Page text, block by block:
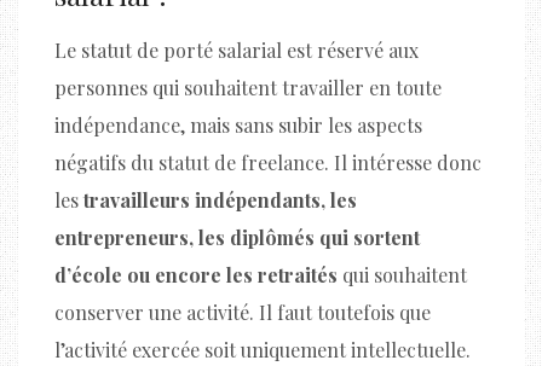
Le statut de porté salarial est réservé aux
personnes qui souhaitent travailler en toute
indépendance, mais sans subir les aspects
négatifs du statut de freelance. Il intéresse donc
lestravailleurs indépendants, les
entrepreneurs, les diplômés qui sortent
d’école ou encore les retraités qui souhaitent
conserver une activité. Il faut toutefois que
l’activité exercée soit uniquement intellectuelle.